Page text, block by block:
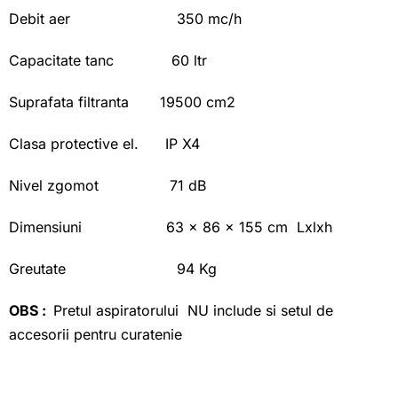
Debit aer 350 mc/h
Capacitate tanc 60 ltr
Suprafata filtranta 19500 cm2
Clasa protective el. IP X4
Nivel zgomot 71 dB
Dimensiuni 63 x 86 x 155 cm Lxlxh
Greutate 94 Kg
OBS : Pretul aspiratorului NU include si setul de
accesorii pentru curatenie